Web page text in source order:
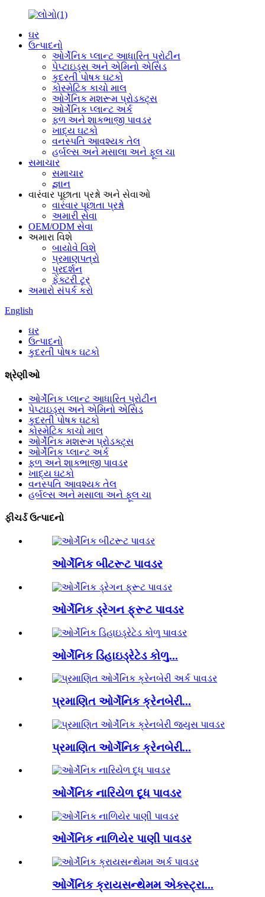
ઘર
ઉત્પાદનો
ઓર્ગેનિક પ્લાન્ટ આધારિત પ્રોટીન
પેપ્ટાઇડ્સ અને એમિનો એસિડ
કુદરતી પોષક ઘટકો
કોસ્મેટિક કાચો માલ
ઓર્ગેનિક મશરૂમ પ્રોડક્ટ્સ
ઓર્ગેનિક પ્લાન્ટ અર્ક
ફળ અને શાકભાજી પાવડર
ખાદ્ય ઘટકો
વનસ્પતિ આવશ્યક તેલ
હર્બલ્સ અને મસાલા અને ફૂલ ચા
સમાચાર
સમાચાર
જ્ઞાન
વારંવાર પૂછાતા પ્રશ્નો અને સેવાઓ
વારંવાર પૂછાતા પ્રશ્નો
અમારી સેવા
OEM/ODM સેવા
અમારા વિશે
બાયોવે વિશે
પ્રમાણપત્રો
પ્રદર્શન
ફેક્ટરી ટૂર
અમારો સંપર્ક કરો
English
ઘર
ઉત્પાદનો
કુદરતી પોષક ઘટકો
શ્રેણીઓ
ઓર્ગેનિક પ્લાન્ટ આધારિત પ્રોટીન
પેપ્ટાઇડ્સ અને એમિનો એસિડ
કુદરતી પોષક ઘટકો
કોસ્મેટિક કાચો માલ
ઓર્ગેનિક મશરૂમ પ્રોડક્ટ્સ
ઓર્ગેનિક પ્લાન્ટ અર્ક
ફળ અને શાકભાજી પાવડર
ખાદ્ય ઘટકો
વનસ્પતિ આવશ્યક તેલ
હર્બલ્સ અને મસાલા અને ફૂલ ચા
ફીચર્ડ ઉત્પાદનો
ઓર્ગેનિક બીટરૂટ પાવડર
ઓર્ગેનિક ડ્રેગન ફ્રૂટ પાવડર
ઓર્ગેનિક ડિહાઇડ્રેટેડ કોળુ...
પ્રમાણિત ઓર્ગેનિક ક્રેનબેરી...
પ્રમાણિત ઓર્ગેનિક ક્રેનબેરી...
ઓર્ગેનિક નારિયેળ દૂધ પાવડર
ઓર્ગેનિક નાળિયેર પાણી પાવડર
ઓર્ગેનિક ક્રાયસન્થેમમ એક્સ્ટ્રા...